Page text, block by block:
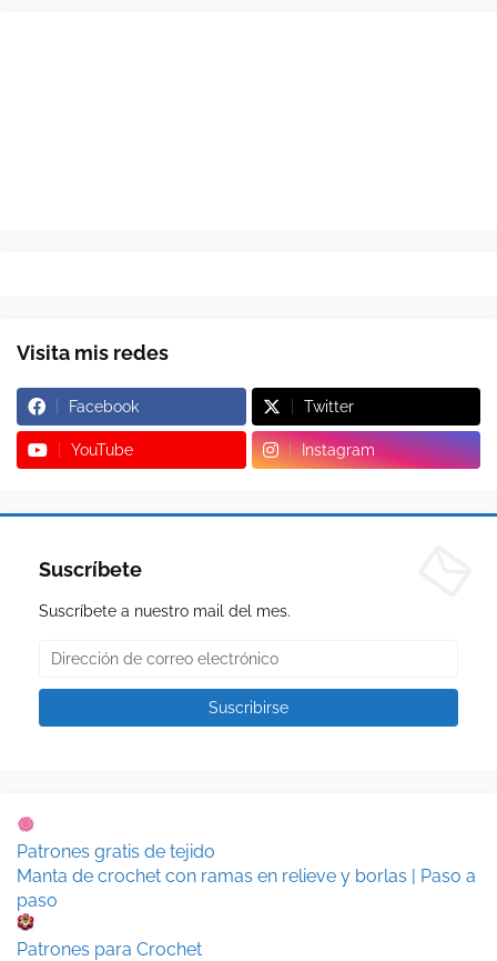
Visita mis redes
Facebook Twitter
YouTube Instagram
Suscríbete
Suscríbete a nuestro mail del mes.
Patrones gratis de tejido
Manta de crochet con ramas en relieve y borlas | Paso a
paso
Patrones para Crochet